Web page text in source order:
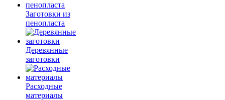
Заготовки из
пенопласта
Деревянные
заготовки
Расходные
материалы